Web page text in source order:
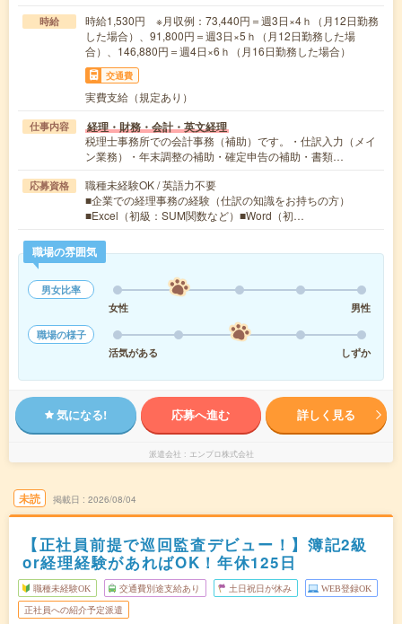
時給
時給1,530円 ※月収例：73,440円＝週3日×4ｈ（月12日勤務
した場合）、91,800円＝週3日×5ｈ（月12日勤務した場
合）、146,880円＝週4日×6ｈ（月16日勤務した場合）
交通費
実費支給（規定あり）
仕事内容 経理・財務・会計・英文経理
税理士事務所での会計事務（補助）です。・仕訳入力（メイ
ン業務）・年末調整の補助・確定申告の補助・書類…
応募資格
職種未経験OK / 英語力不要
■企業での経理事務の経験（仕訳の知識をお持ちの方）
■Excel（初級：SUM関数など）■Word（初…
職場の雰囲気
男女比率
女性
男性
職場の様子
活気がある
しずか
気になる! 応募へ進む 詳しく見る
派遣会社 エンプロ株式会社
未読 掲載日 2026/08/04
【正社員前提で巡回監査デビュー！】簿記2級
or経理経験があればOK！年休125日
職種未経験OK 交通費別途支給あり 土日祝日が休み WEB登録OK
正社員への紹介予定派遣